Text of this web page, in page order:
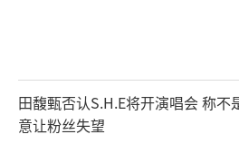
田馥甄否认S.H.E将开演唱会 称不
意让粉丝失望